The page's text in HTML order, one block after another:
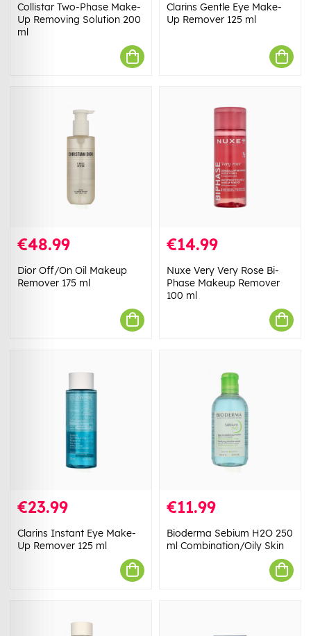
Collistar Two-Phase Make-
Up Removing Solution 200
ml
Clarins Gentle Eye Make-
Up Remover 125 ml
€48.99
Dior Off/On Oil Makeup
Remover 175 ml
€14.99
Nuxe Very Very Rose Bi-
Phase Makeup Remover
100 ml
€23.99
Clarins Instant Eye Make-
Up Remover 125 ml
€11.99
Bioderma Sebium H2O 250
ml Combination/Oily Skin